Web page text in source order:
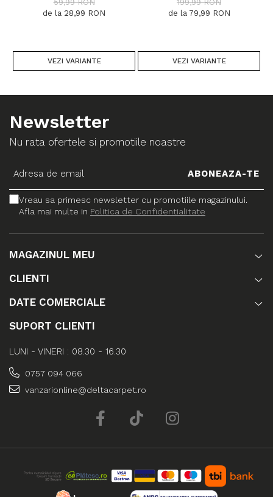
59,99 RON
de la 28,99 RON
VEZI VARIANTE
199,99 RON
de la 79,99 RON
VEZI VARIANTE
Newsletter
Nu rata ofertele si promotiile noastre
Vreau sa primesc newsletter cu promotiile magazinului.
Afla mai multe in Politica de Confidentialitate
MAGAZINUL MEU
CLIENTI
DATE COMERCIALE
SUPORT CLIENTI
LUNI - VINERI : 08.30 - 16.30
0757 094 066
vanzarionline@deltacarpet.ro